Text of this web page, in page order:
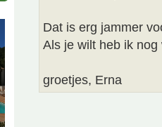
Dat is erg jammer
Als je wilt heb ik
groetjes, Erna